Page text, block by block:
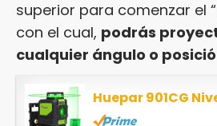
superior para comenzar el
con el cual, podrás
cualquier ángulo o